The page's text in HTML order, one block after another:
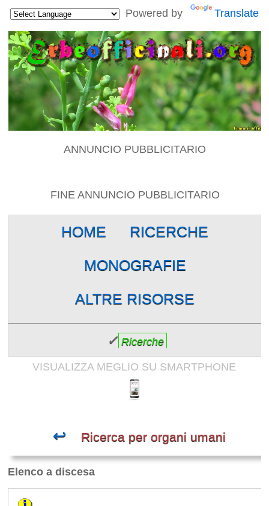
Powered by Translate
ANNUNCIO PUBBLICITARIO
FINE ANNUNCIO PUBBLICITARIO
HOME RICERCHE
MONOGRAFIE
ALTRE RISORSE
✓ Ricerche
VISUALIZZA MEGLIO SU SMARTPHONE
↩ Ricerca per organi umani
Elenco a discesa